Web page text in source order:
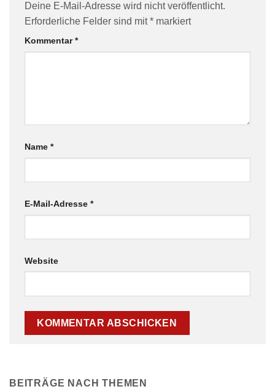
Deine E-Mail-Adresse wird nicht veröffentlicht.
Erforderliche Felder sind mit* markiert
Kommentar*
Name *
E-Mail-Adresse *
Website
BEITRÄGE NACH THEMEN